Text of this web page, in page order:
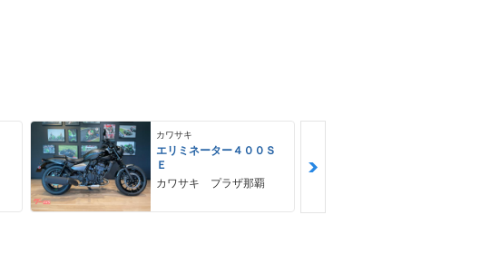
カワサキ
エリミネーター４００Ｓ
Ｅ
カワサキ プラザ那覇